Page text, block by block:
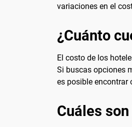
variaciones en el
¿Cuánto
El costo de los
Si buscas opciones
es posible encontrar
Cuáles